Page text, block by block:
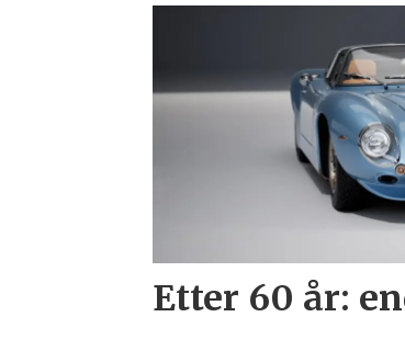
Etter 60 år: